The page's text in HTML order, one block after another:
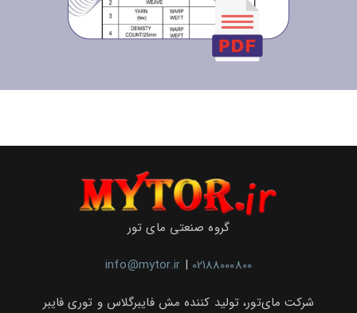
گروه صنعتی مای تور
info@mytor.ir | 02188000800
شرکت مای‌تور، تولید کننده مش فایبرگلاس و توری فایبر